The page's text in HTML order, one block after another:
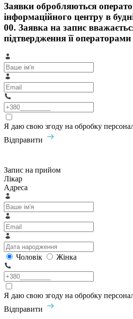
Заявки обробляються
інформаційного центру в
00. Заявка на запис
підтвердження її
Я даю свою згоду на обробку
Відправити
Запис на прийом
Лікар
Адреса
Чоловік Жінка
Я даю свою згоду на обробку
Відправити